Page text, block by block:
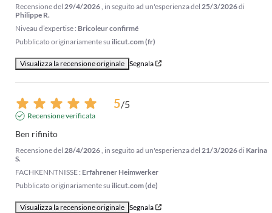
Recensione del 29/4/2026 , in seguito ad un'esperienza del 25/3/2026di
Philippe R.
Niveau d’expertise : Bricoleur confirmé
Pubblicato originariamente su ilicut.com (fr)
Visualizza la recensione originale Segnala
5/5
Recensione verificata
Ben rifinito
Recensione del 28/4/2026 , in seguito ad un'esperienza del 21/3/2026di Karina
S.
FACHKENNTNISSE : Erfahrener Heimwerker
Pubblicato originariamente su ilicut.com (de)
Visualizza la recensione originale Segnala